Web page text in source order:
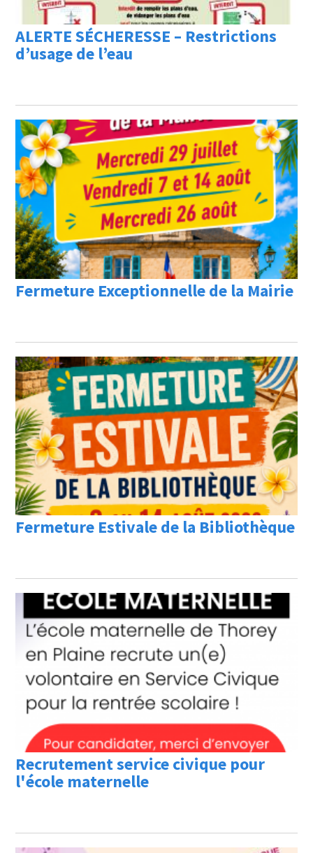
ALERTE SÉCHERESSE – Restrictions
d’usage de l’eau
Fermeture Exceptionnelle de la Mairie
Fermeture Estivale de la Bibliothèque
Recrutement service civique pour
l'école maternelle